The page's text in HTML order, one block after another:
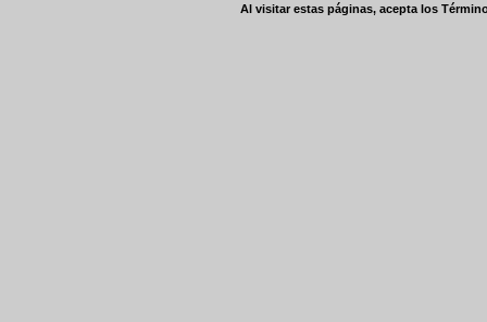
Al visitar estas páginas, acepta los